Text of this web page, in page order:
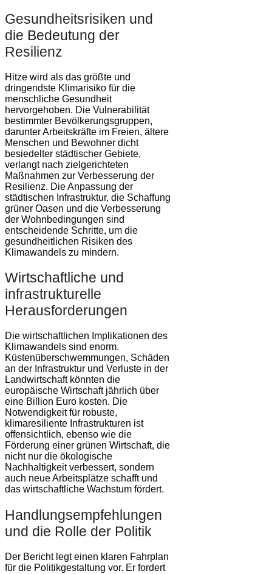
Gesundheitsrisiken und
die Bedeutung der
Resilienz
Hitze wird als das größte und
dringendste Klimarisiko für die
menschliche Gesundheit
hervorgehoben. Die Vulnerabilität
bestimmter Bevölkerungsgruppen,
darunter Arbeitskräfte im Freien, ältere
Menschen und Bewohner dicht
besiedelter städtischer Gebiete,
verlangt nach zielgerichteten
Maßnahmen zur Verbesserung der
Resilienz. Die Anpassung der
städtischen Infrastruktur, die Schaffung
grüner Oasen und die Verbesserung
der Wohnbedingungen sind
entscheidende Schritte, um die
gesundheitlichen Risiken des
Klimawandels zu mindern.
Wirtschaftliche und
infrastrukturelle
Herausforderungen
Die wirtschaftlichen Implikationen des
Klimawandels sind enorm.
Küstenüberschwemmungen, Schäden
an der Infrastruktur und Verluste in der
Landwirtschaft könnten die
europäische Wirtschaft jährlich über
eine Billion Euro kosten. Die
Notwendigkeit für robuste,
klimaresiliente Infrastrukturen ist
offensichtlich, ebenso wie die
Förderung einer grünen Wirtschaft, die
nicht nur die ökologische
Nachhaltigkeit verbessert, sondern
auch neue Arbeitsplätze schafft und
das wirtschaftliche Wachstum fördert.
Handlungsempfehlungen
und die Rolle der Politik
Der Bericht legt einen klaren Fahrplan
für die Politikgestaltung vor. Er fordert